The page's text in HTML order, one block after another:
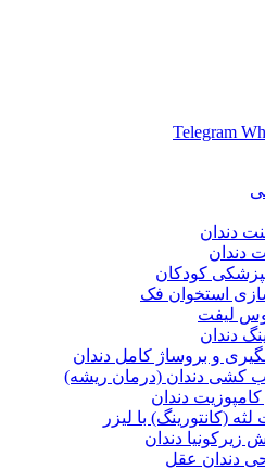
Telegram
دندان
دندان
کودکان
استخوان فک
لیفت
دندان
و بروساژ کامل دندان
کشی دندان (درمان ریشه)
کامپوزیت دندان
لثه (کانتورینگ) با لیزر
زیرکونیا دندان
دندان عقل